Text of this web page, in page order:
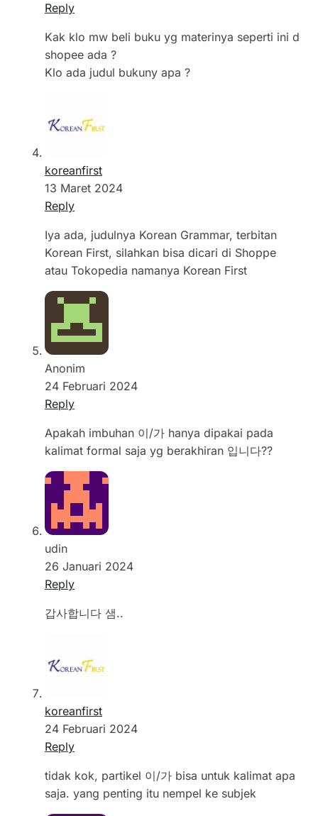
Reply
Kak klo mw beli buku yg materinya seperti ini d
shopee ada ?
Klo ada judul bukuny apa ?
koreanfirst
13 Maret 2024
Reply
Iya ada, judulnya Korean Grammar, terbitan
Korean First, silahkan bisa dicari di Shoppe
atau Tokopedia namanya Korean First
Anonim
24 Februari 2024
Reply
Apakah imbuhan 이/가 hanya dipakai pada
kalimat formal saja yg berakhiran 입니다??
udin
26 Januari 2024
Reply
갑사합니다 샘..
koreanfirst
24 Februari 2024
Reply
tidak kok, partikel 이/가 bisa untuk kalimat apa
saja. yang penting itu nempel ke subjek